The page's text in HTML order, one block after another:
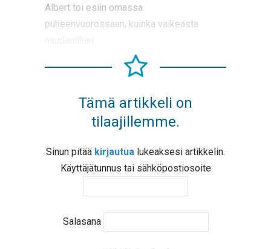
Albert toi esiin omassa
puheenvuorossaan, kuinka vaikeasta
Tämä artikkeli on
tilaajillemme.
Sinun pitää kirjautua lukeaksesi artikkelin.
Käyttäjätunnus tai sähköpostiosoite
Salasana